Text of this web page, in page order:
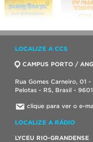
LOCALIZE A CCS
CAMPUS PORTO /
Rua Gomes Carneiro, 01
Pelotas - RS, Brasil -
clique para ver o e-
LOCALIZE A RÁDIO
LYCEU RIO-GRANDENSE